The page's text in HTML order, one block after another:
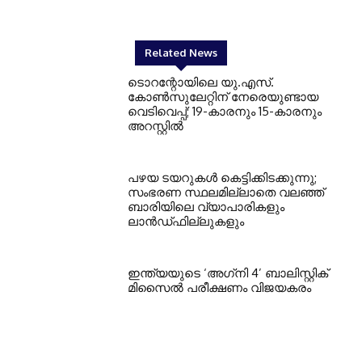
Related News
ടൊറന്റോയിലെ യു.എസ്.
കോൺസുലേറ്റിന് നേരെയുണ്ടായ
വെടിവെപ്പ്; 19-കാരനും 15-കാരനും
അറസ്റ്റിൽ
പഴയ ടയറുകള്‍ കെട്ടിക്കിടക്കുന്നു;
സംഭരണ സ്ഥലമില്ലാതെ വലഞ്ഞ്
ബാരിയിലെ വ്യാപാരികളും
ലാന്‍ഡ്ഫില്ലുകളും
ഇന്ത്യയുടെ ‘അഗ്‌നി 4’ ബാലിസ്റ്റിക്
മിസൈല്‍ പരീക്ഷണം വിജയകരം